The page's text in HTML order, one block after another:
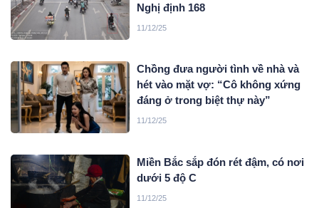
Nghị định 168
11/12/25
Chồng đưa người tình về nhà và
hét vào mặt vợ: “Cô không xứng
đáng ở trong biệt thự này”
11/12/25
Miền Bắc sắp đón rét đậm, có nơi
dưới 5 độ C
11/12/25